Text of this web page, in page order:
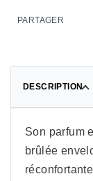
PARTAGER
DESCRIPTION
Son parfum
brûlée